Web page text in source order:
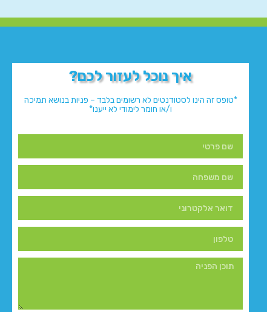
איך נוכל לעזור לכם?
*טופס זה הינו לסטודנטים לא רשומים בלבד – פניות בנושא תמיכה
ו/או חומר לימודי לא ייענו*